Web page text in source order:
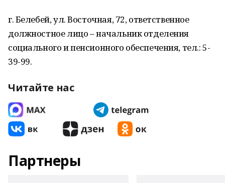
г. Белебей, ул. Восточная, 72, ответственное
должностное лицо – начальник отделения
социального и пенсионного обеспечения, тел.: 5-
39-99.
Читайте нас
Партнеры